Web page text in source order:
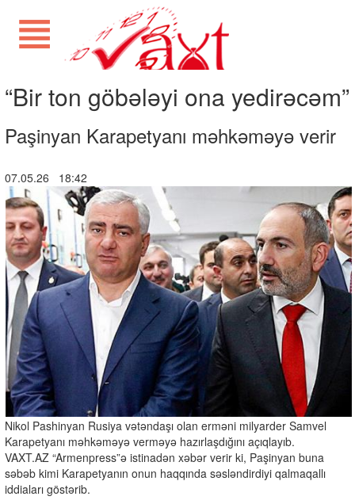
“Bir ton göbələyi ona yedirəcəm”
Paşinyan Karapetyanı məhkəməyə verir
07.05.26 18:42
Nikol Pashinyan Rusiya vətəndaşı olan erməni milyarder Samvel
Karapetyanı məhkəməyə verməyə hazırlaşdığını açıqlayıb.
VAXT.AZ “Armenpress”ə istinadən xəbər verir ki, Paşinyan buna
səbəb kimi Karapetyanın onun haqqında səsləndirdiyi qalmaqallı
iddiaları göstərib.